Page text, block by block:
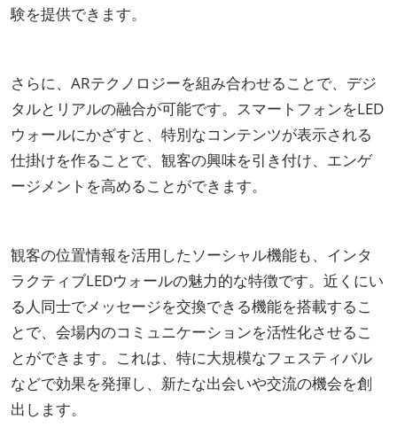
験を提供できます。
さらに、ARテクノロジーを組み合わせることで、デジ
タルとリアルの融合が可能です。スマートフォンをLED
ウォールにかざすと、特別なコンテンツが表示される
仕掛けを作ることで、観客の興味を引き付け、エンゲ
ージメントを高めることができます。
観客の位置情報を活用したソーシャル機能も、インタ
ラクティブLEDウォールの魅力的な特徴です。近くにい
る人同士でメッセージを交換できる機能を搭載するこ
とで、会場内のコミュニケーションを活性化させるこ
とができます。これは、特に大規模なフェスティバル
などで効果を発揮し、新たな出会いや交流の機会を創
出します。